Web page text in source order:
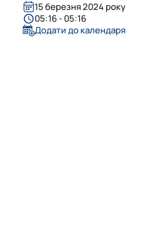
15 березня 2024 року
05:16 - 05:16
Додати до календаря